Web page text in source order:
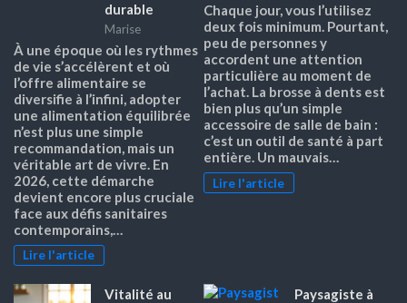
durable
Marise
À une époque où les rythmes
de vie s’accélèrent et où
l’offre alimentaire se
diversifie à l’infini, adopter
une alimentation équilibrée
n’est plus une simple
recommandation, mais un
véritable art de vivre. En
2026, cette démarche
devient encore plus cruciale
face aux défis sanitaires
contemporains,…
Lire l'article
Chaque jour, vous l’utilisez
deux fois minimum. Pourtant,
peu de personnes y
accordent une attention
particulière au moment de
l’achat. La brosse à dents est
bien plus qu’un simple
accessoire de salle de bain :
c’est un outil de santé à part
entière. Un mauvais…
Lire l'article
Vitalité au
Paysagiste à